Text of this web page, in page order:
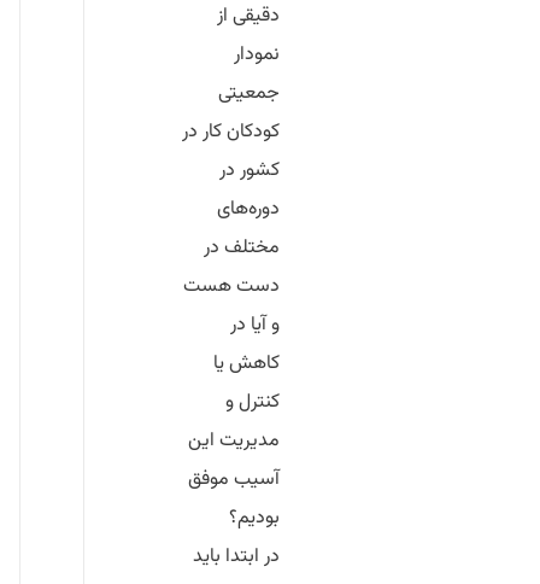
دقیقی از
نمودار
جمعیتی
کودکان کار در
کشور در
دوره‌های
مختلف در
دست هست
و آیا در
کاهش یا
کنترل و
مدیریت این
آسیب موفق
بودیم؟
در ابتدا باید